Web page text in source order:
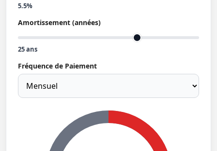
5.5%
Amortissement (années)
25ans
Fréquence de Paiement